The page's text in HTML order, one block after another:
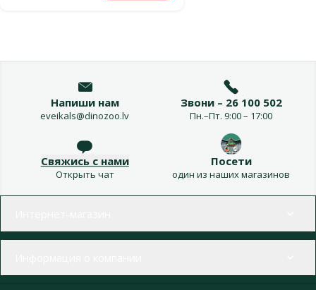
Напиши нам
eveikals@dinozoo.lv
Звони – 26 100 502
Пн.–Пт. 9:00 – 17:00
Свяжись с нами
Открыть чат
Посети
один из наших магазинов